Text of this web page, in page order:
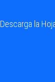
Descarga la